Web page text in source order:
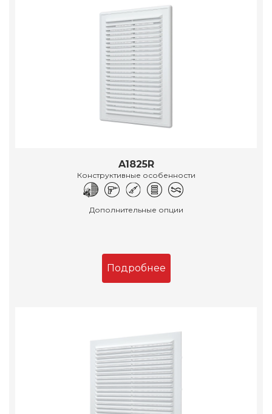
A1825R
Конструктивные особенности
Дополнительные опции
Подробнее